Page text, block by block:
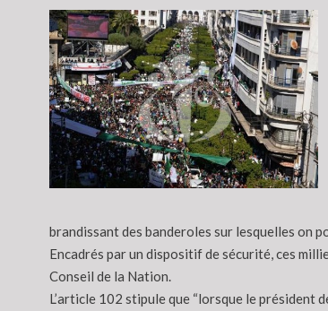
brandissant des banderoles sur lesquelles on
Encadrés par un dispositif de sécurité, ces
Conseil de la Nation.
L’article 102 stipule que “lorsque le président